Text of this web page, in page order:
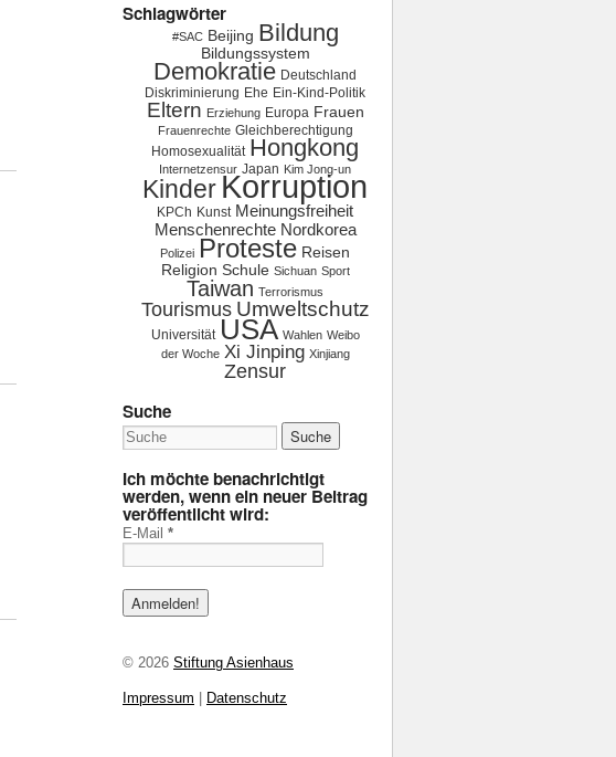
Schlagwörter
#SAC Beijing Bildung
Bildungssystem
Demokratie Deutschland
Diskriminierung Ehe Ein-Kind-Politik
Eltern Erziehung Europa Frauen
Frauenrechte Gleichberechtigung
Homosexualität Hongkong
Internetzensur Japan Kim Jong-un
KinderKorruption
KPCh Kunst Meinungsfreiheit
Menschenrechte Nordkorea
Polizei Proteste Reisen
Religion Schule Sichuan Sport
Taiwan Terrorismus
Tourismus Umweltschutz
Universität USA Wahlen Weibo
der Woche Xi Jinping Xinjiang
Zensur
Suche
Ich möchte benachrichtigt
werden, wenn ein neuer Beitrag
veröffentlicht wird:
E-Mail *
© 2026 Stiftung Asienhaus
Impressum Datenschutz